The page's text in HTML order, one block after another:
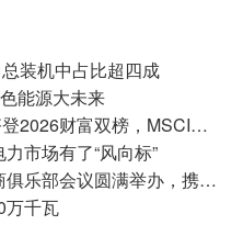
装机中占比超四成
能源大未来
联想集团、顺丰、海尔智家齐登2026财富双榜，MSCI均达AA及以上
市场有了“风向标”
2026伊顿低压电气白金经销商俱乐部会议圆满举办，携手共拓增长新蓝海
万千瓦